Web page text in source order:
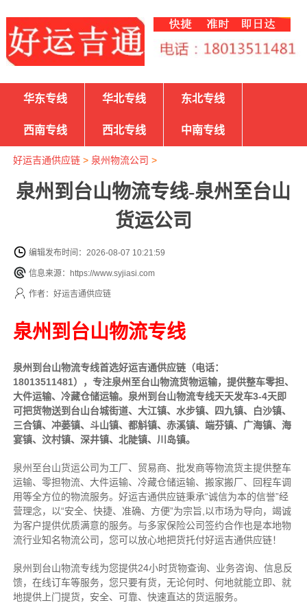
华东专线 华北专线 东北专线
西南专线 西北专线 中南专线
好运吉通供应链> 泉州物流公司 >
泉州到台山物流专线-泉州至台山
货运公司
编辑发布时间：2026-08-07 10:21:59
信息来源：https://www.syjiasi.com
作者：好运吉通供应链
泉州到台山物流专线
泉州到台山物流专线首选好运吉通供应链（电话：
18013511481），专注泉州至台山物流货物运输，提供整车零担、
大件运输、冷藏仓储运输。泉州到台山物流专线天天发车3-4天即
可把货物送到台山台城街道、大江镇、水步镇、四九镇、白沙镇、
三合镇、冲蒌镇、斗山镇、都斛镇、赤溪镇、端芬镇、广海镇、海
宴镇、汶村镇、深井镇、北陡镇、川岛镇。
泉州至台山货运公司为工厂、贸易商、批发商等物流货主提供整车
运输、零担物流、大件运输、冷藏仓储运输、搬家搬厂、回程车调
用等全方位的物流服务。好运吉通供应链秉承“诚信为本的信誉”经
营理念，以“安全、快捷、准确、方便”为宗旨,以市场为导向，竭诚
为客户提供优质满意的服务。 与多家保险公司签约合作也是本地物
流行业知名物流公司，您可以放心地把货托付好运吉通供应链！
泉州到台山物流专线为您提供24小时货物查询、业务咨询、信息反
馈，在线订车等服务，您只要有货，无论何时、何地就能立即、就
地提供上门提货，安全、可靠、快速直达的货运服务。